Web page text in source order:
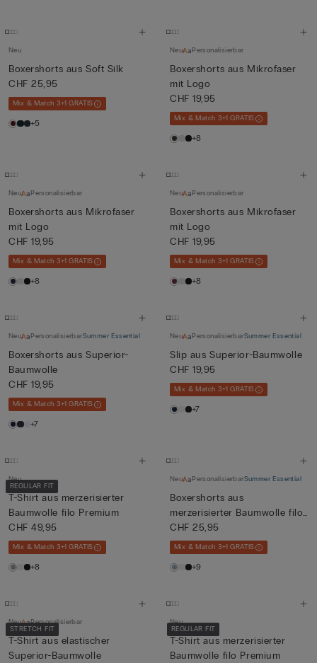
Neu
Boxershorts aus Soft Silk
CHF 25,95
Mix & Match 3+1 GRATIS
+5
Neu Personalisierbar
Boxershorts aus Mikrofaser
mit Logo
CHF 19,95
Mix & Match 3+1 GRATIS
+8
Neu Personalisierbar
Boxershorts aus Mikrofaser
mit Logo
CHF 19,95
Mix & Match 3+1 GRATIS
+8
Neu Personalisierbar
Boxershorts aus Mikrofaser
mit Logo
CHF 19,95
Mix & Match 3+1 GRATIS
+8
Neu PersonalisierbarSummer Essential
Boxershorts aus Superior-
Baumwolle
CHF 19,95
Mix & Match 3+1 GRATIS
+7
Neu PersonalisierbarSummer Essential
Slip aus Superior-Baumwolle
CHF 19,95
Mix & Match 3+1 GRATIS
+7
REGULAR FIT
Neu
T-Shirt aus merzerisierter
Baumwolle filo Premium
CHF 49,95
Mix & Match 3+1 GRATIS
+8
Neu PersonalisierbarSummer Essential
Boxershorts aus
merzerisierter Baumwolle filo
Prem...
CHF 25,95
Mix & Match 3+1 GRATIS
+9
STRETCH FIT
Neu Personalisierbar
T-Shirt aus elastischer
Superior-Baumwolle
REGULAR FIT
Neu
T-Shirt aus merzerisierter
Baumwolle filo Premium